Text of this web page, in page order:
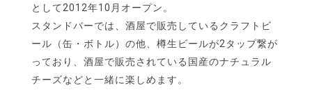
として2012年10月オープン。
スタンドバーでは、酒屋で販売しているクラフトビ
ール（缶・ボトル）の他、樽生ビールが2タップ繋が
っており、酒屋で販売されている国産のナチュラル
チーズなどと一緒に楽しめます。